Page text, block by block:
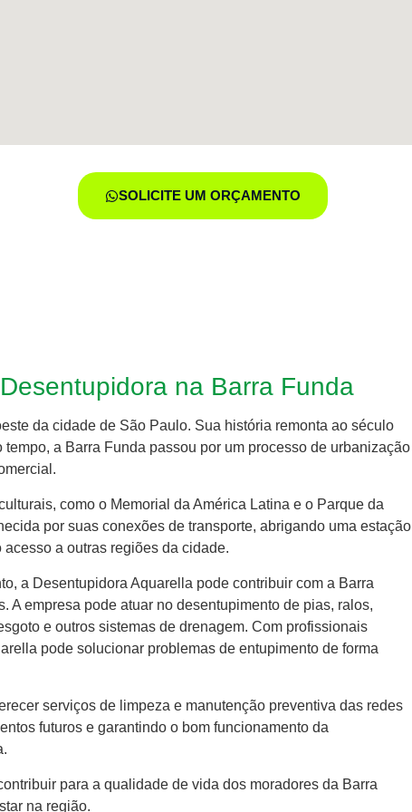
SOLICITE UM ORÇAMENTO
na Barra Funda
da cidade de São Paulo. Sua história remonta ao século
a Barra Funda passou por um processo de urbanização
como o Memorial da América Latina e o Parque da
por suas conexões de transporte, abrigando uma estação
a outras regiões da cidade.
a Desentupidora Aquarella pode contribuir com a Barra
empresa pode atuar no desentupimento de pias, ralos,
e outros sistemas de drenagem. Com profissionais
pode solucionar problemas de entupimento de forma
serviços de limpeza e manutenção preventiva das redes
futuros e garantindo o bom funcionamento da
para a qualidade de vida dos moradores da Barra
na região.